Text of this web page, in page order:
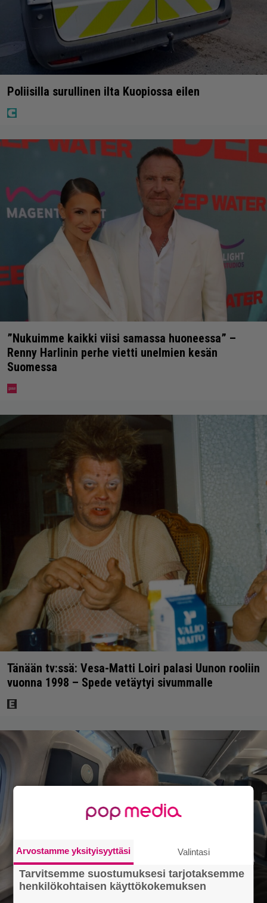
Poliisilla surullinen ilta Kuopiossa eilen
”Nukuimme kaikki viisi samassa huoneessa” –
Renny Harlinin perhe vietti unelmien kesän
Suomessa
Tänään tv:ssä: Vesa-Matti Loiri palasi Uunon rooliin
vuonna 1998 – Spede vetäytyi sivummalle
Arvostamme yksityisyyttäsi Valintasi
Tarvitsemme suostumuksesi tarjotaksemme
henkilökohtaisen käyttökokemuksen